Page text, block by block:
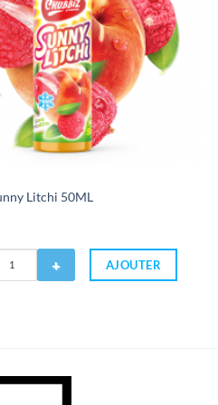
Litchi 50ML
AJOUTER